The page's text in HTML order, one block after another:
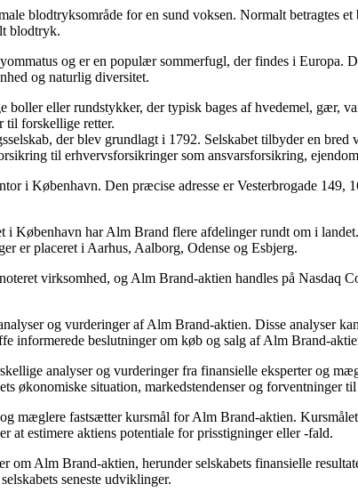
blodtryksområde for en sund voksen. Normalt betragtes
blodtryk.
og er en populær sommerfugl, der findes i Europa.
og naturlig diversitet.
eller rundstykker, der typisk bages af hvedemel, gær,
til forskellige retter.
der blev grundlagt i 1792. Selskabet tilbyder en
til erhvervsforsikringer som ansvarsforsikring,
i København. Den præcise adresse er Vesterbrogade
København har Alm Brand flere afdelinger rundt om i
er placeret i Aarhus, Aalborg, Odense og Esbjerg.
virksomhed, og Alm Brand-aktien handles på
og vurderinger af Alm Brand-aktien. Disse analyser
informerede beslutninger om køb og salg af Alm Brand-
analyser og vurderinger fra finansielle eksperter og
økonomiske situation, markedstendenser og forventninger
mæglere fastsætter kursmål for Alm Brand-aktien.
at estimere aktiens potentiale for prisstigninger eller -fald.
om Alm Brand-aktien, herunder selskabets finansielle
seneste udviklinger.